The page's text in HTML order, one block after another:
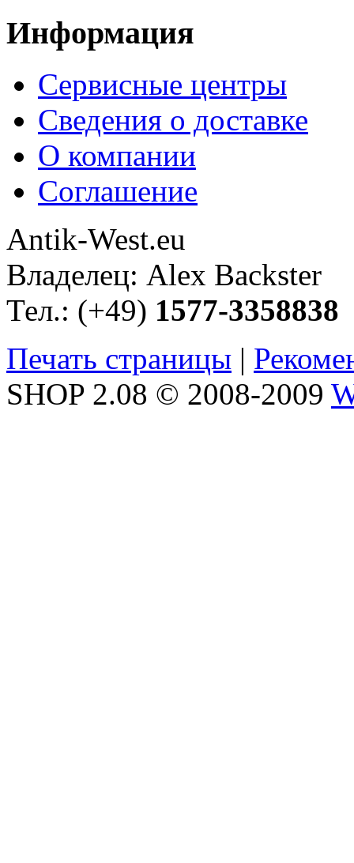
Информация
Сервисные центры
Сведения о доставке
О компании
Соглашение
Antik-West.eu
Владелец: Alex Backster
Тел.: (+49) 1577-3358838
Печать страницы |
SHOP 2.08 © 2008-2009